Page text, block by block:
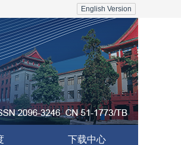
English Version
下载中心